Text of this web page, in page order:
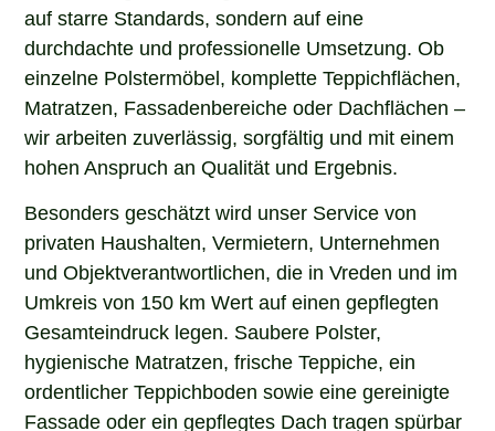
auf starre Standards, sondern auf eine
durchdachte und professionelle Umsetzung. Ob
einzelne Polstermöbel, komplette Teppichflächen,
Matratzen, Fassadenbereiche oder Dachflächen –
wir arbeiten zuverlässig, sorgfältig und mit einem
hohen Anspruch an Qualität und Ergebnis.
Besonders geschätzt wird unser Service von
privaten Haushalten, Vermietern, Unternehmen
und Objektverantwortlichen, die in Vreden und im
Umkreis von 150 km Wert auf einen gepflegten
Gesamteindruck legen. Saubere Polster,
hygienische Matratzen, frische Teppiche, ein
ordentlicher Teppichboden sowie eine gereinigte
Fassade oder ein gepflegtes Dach tragen spürbar